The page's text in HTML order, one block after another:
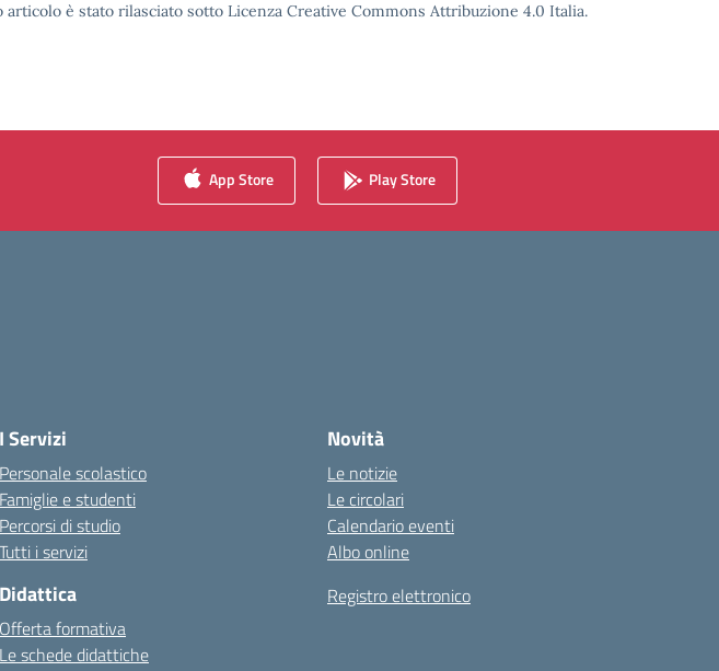
è stato rilasciato sotto Licenza Creative Commons Attribuzione 4.0 Italia.
App Store Play Store
I Servizi
Personale scolastico
Famiglie e studenti
Percorsi di studio
Tutti i servizi
Didattica
Offerta formativa
Le schede didattiche
Novità
Le notizie
Le circolari
Calendario eventi
Albo online
Registro elettronico